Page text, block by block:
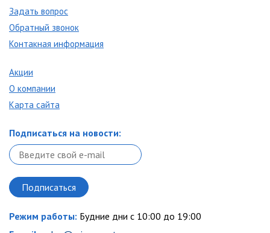
Задать вопрос
Обратный звонок
Контакная информация
Акции
О компании
Карта сайта
Подписаться на новости:
Режим работы: Будние дни с 10:00 до 19:00